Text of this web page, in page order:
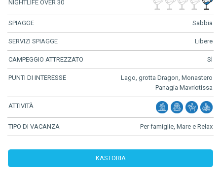
NIGHTLIFE OVER 30
SPIAGGE Sabbia
SERVIZI SPIAGGE Libere
CAMPEGGIO ATTREZZATO Sì
PUNTI DI INTERESSE
Lago, grotta Dragon, Monastero
Panagia Mavriotissa
ATTIVITÀ
TIPO DI VACANZA Per famiglie, Mare e Relax
KASTORIA